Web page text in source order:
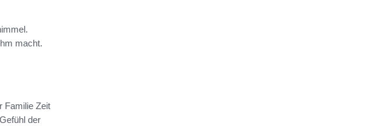
macht.
Familie Zeit
der